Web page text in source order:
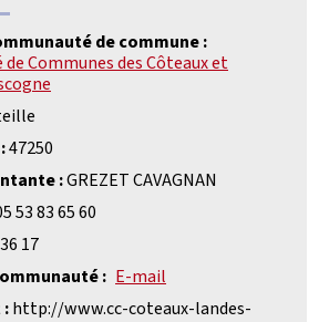
de commune :
Communes des Côteaux et
47250
:GREZET CAVAGNAN
53 83 65 60
17
: E-mail
http://www.cc-coteaux-landes-